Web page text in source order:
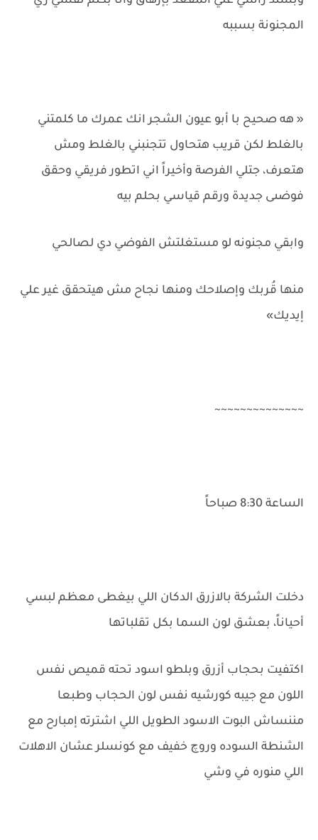
المجنونة بسببه
« هه صحيح با أبو عيون الشجر انك عمرك ما كلمتني
بالغلط لكن قريب هتحاول تتجنبني بالغلط ومش
هتعرف، جتلي الفرصة وأخيراً اني اتطور فريقي وحقق
فوضىى جديدة ورقم قياسي بحلم بيه
وابقي مجنونه لو مستغلتش الفوضي دي لصالحي
منها قُربك وإصلاحك ومنها نجاح مش هيتحقق غير علي
إيديك»
~~~~~~~~~~~~~~
الساعة 8:30 صباحاً
دخلت الشركة بالازرق الدكان اللي بيغطى معظم لبسي
أحياناً، بعشق لون السما بكل تقلباتها
اكتفيت بحجاب أزرق وبلطو اسود تحته قميص نفس
اللون مع جيبه كورشيه نفس لون الحجاب وطبعا
مننساش البوت الاسود الطويل اللي اشترته إمبارح مع
الشنطة السوده وروچ خفيف مع كونسلر عشان الاهلات
اللي منوره في وشي